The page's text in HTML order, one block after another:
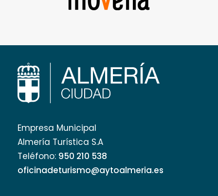
Empresa Municipal
Almería Turística S.A
Teléfono: 950 210 538
oficinadeturismo@aytoalmeria.es